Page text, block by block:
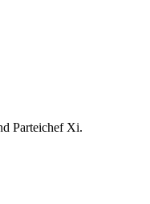
Parteichef Xi.